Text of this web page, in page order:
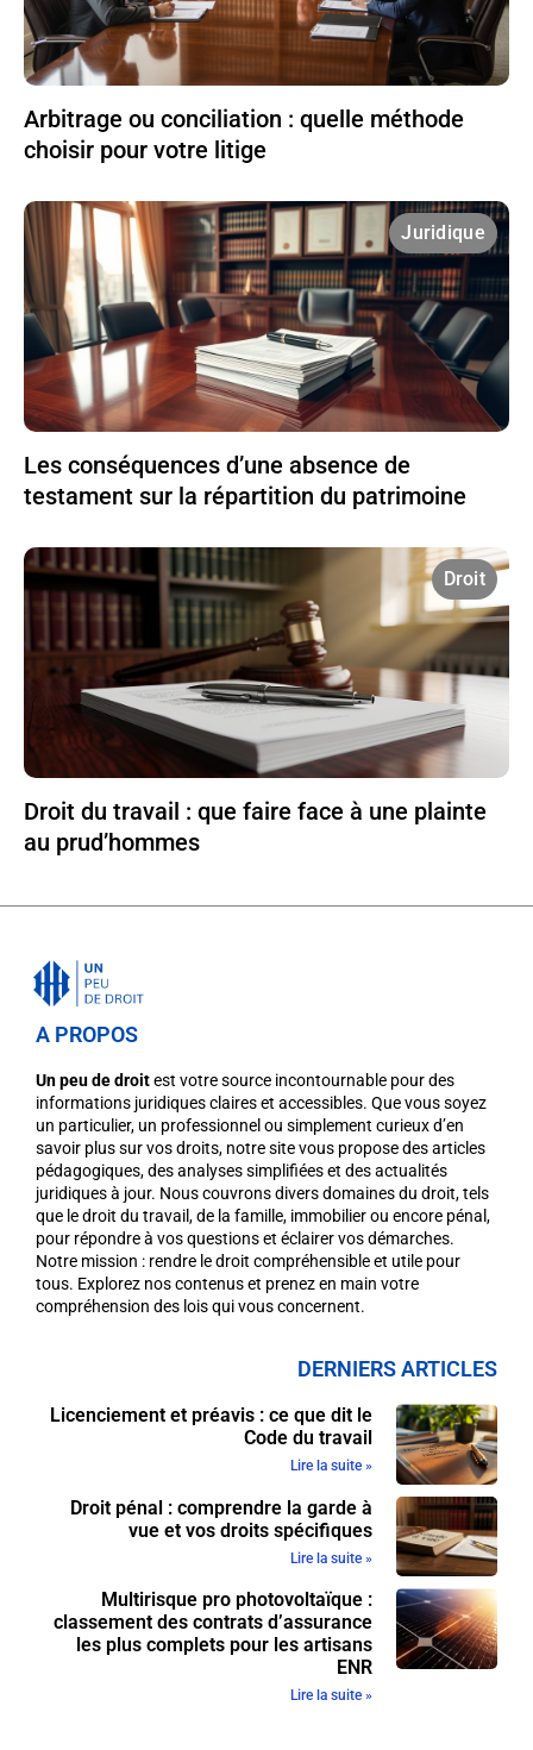
Arbitrage ou conciliation : quelle méthode
choisir pour votre litige
Juridique
Les conséquences d’une absence de
testament sur la répartition du patrimoine
Droit
Droit du travail : que faire face à une plainte
au prud’hommes
A PROPOS
Un peu de droitest votre source incontournable pour des
informations juridiques claires et accessibles. Que vous soyez
un particulier, un professionnel ou simplement curieux d’en
savoir plus sur vos droits, notre site vous propose des articles
pédagogiques, des analyses simplifiées et des actualités
juridiques à jour. Nous couvrons divers domaines du droit, tels
que le droit du travail, de la famille, immobilier ou encore pénal,
pour répondre à vos questions et éclairer vos démarches.
Notre mission : rendre le droit compréhensible et utile pour
tous. Explorez nos contenus et prenez en main votre
compréhension des lois qui vous concernent.
DERNIERS ARTICLES
Licenciement et préavis : ce que dit le
Code du travail
Lire la suite »
Droit pénal : comprendre la garde à
vue et vos droits spécifiques
Lire la suite »
Multirisque pro photovoltaïque :
classement des contrats d’assurance
les plus complets pour les artisans
ENR
Lire la suite »